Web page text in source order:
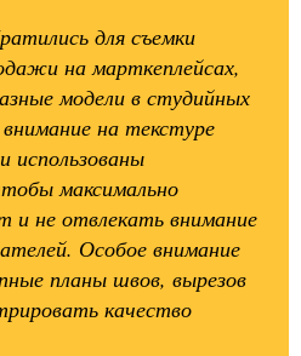
для съемки
на марткеплейсах,
модели в студийных
на текстуре
использованы
максимально
и не отвлекать внимание
Особое внимание
планы швов, вырезов
качество